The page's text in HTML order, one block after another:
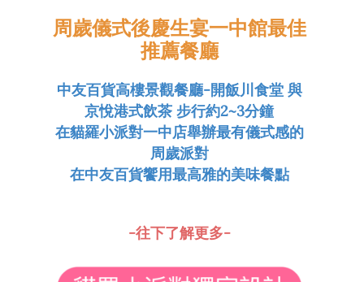
周歲儀式後慶生宴一中館最佳
推薦餐廳
中友百貨高樓景觀餐廳-開飯川食堂 與
京悅港式飲茶 步行約2~3分鐘
在貓羅小派對一中店舉辦最有儀式感的
周歲派對
在中友百貨饗用最高雅的美味餐點
-往下了解更多-